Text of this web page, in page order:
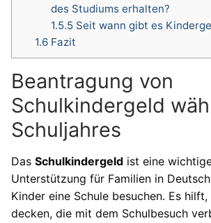
des Studiums erhalten?
1.5.5Seit wann gibt es
1.6Fazit
Beantragung von
Schulkindergeld
Schuljahres
Das Schulkindergeld ist eine
Unterstützung für Familien in
Kinder eine Schule besuchen. Es
decken, die mit dem Schulbesuch